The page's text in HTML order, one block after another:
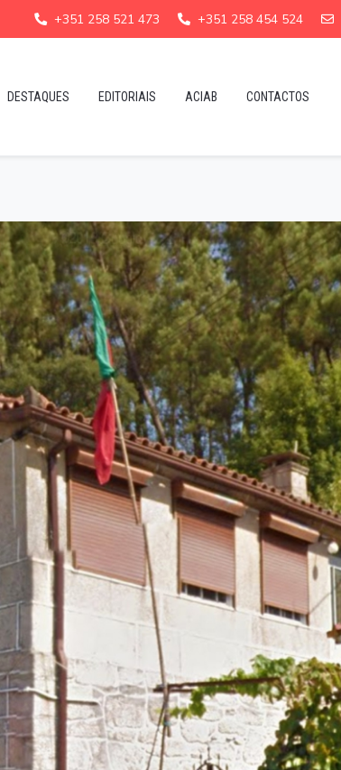
+351 258 521 473 +351 258 454 524
DESTAQUES EDITORIAIS ACIAB CONTACTOS